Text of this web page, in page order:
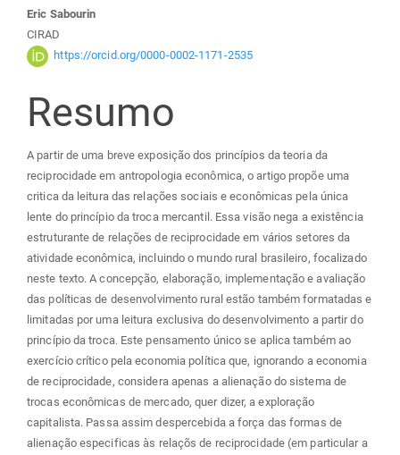
Conteúdo
do
artigo
principal
Eric Sabourin
CIRAD
https://orcid.org/0000-0002-1171-2535
Resumo
A partir de uma breve exposição dos princípios da teoria da
reciprocidade em antropologia econômica, o artigo propõe uma
critica da leitura das relações sociais e econômicas pela única
lente do princípio da troca mercantil. Essa visão nega a existência
estruturante de relações de reciprocidade em vários setores da
atividade econômica, incluindo o mundo rural brasileiro, focalizado
neste texto. A concepção, elaboração, implementação e avaliação
das políticas de desenvolvimento rural estão também formatadas e
limitadas por uma leitura exclusiva do desenvolvimento a partir do
princípio da troca. Este pensamento único se aplica também ao
exercício crítico pela economia política que, ignorando a economia
de reciprocidade, considera apenas a alienação do sistema de
trocas econômicas de mercado, quer dizer, a exploração
capitalista. Passa assim despercebida a força das formas de
alienação especificas às relaçõs de reciprocidade (em particular a